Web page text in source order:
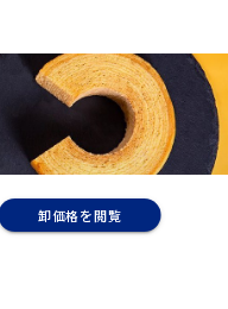
卸価格を閲覧